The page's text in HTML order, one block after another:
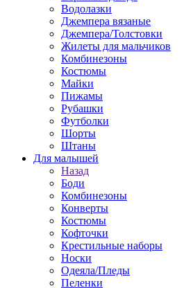
Водолазки
Джемпера вязаные
Джемпера/Толстовки
Жилеты для мальчиков
Комбинезоны
Костюмы
Майки
Пижамы
Рубашки
Футболки
Шорты
Штаны
Для малышей
Назад
Боди
Комбинезоны
Конверты
Костюмы
Кофточки
Крестильные наборы
Носки
Одеяла/Пледы
Пеленки